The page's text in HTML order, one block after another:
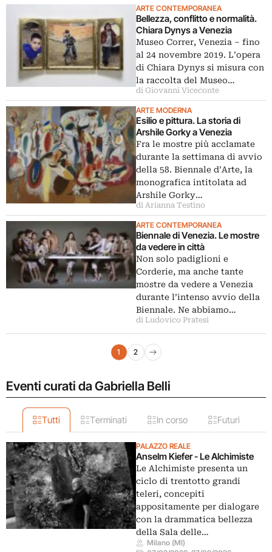
ARTE CONTEMPORANEA
Bellezza, conflitto e normalità.
Chiara Dynys a Venezia
Museo Correr, Venezia – fino
al 24 novembre 2019. L’opera
di Chiara Dynys si misura con
la raccolta del Museo…
di Giovanni Viceconte
ARTE MODERNA
Esilio e pittura. La storia di
Arshile Gorky a Venezia
Fra le mostre più acclamate
durante la settimana di avvio
della 58. Biennale d’Arte, la
monografica intitolata ad
Arshile Gorky…
di Arianna Testino
ARTE CONTEMPORANEA
Biennale di Venezia. Le mostre
da vedere in città
Non solo padiglioni e
Corderie, ma anche tante
mostre da vedere a Venezia
durante l’intenso avvio della
Biennale. Ne abbiamo…
di Ludovico Pratesi
Navigazione articoli
1 2
Pagina successiva
Eventi curati da Gabriella Belli
Tutti Terminati In corso Futuri
PALAZZO REALE
Anselm Kiefer - Le Alchimiste
Le Alchimiste presenta un
ciclo di trentotto grandi
teleri, concepiti
appositamente per dialogare
con la drammatica bellezza
della Sala delle…
Milano (MI)